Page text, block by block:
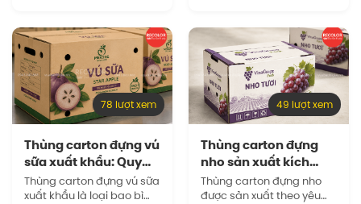
giúp bảo vệ sản phẩm
bên trong, mà còn…
loại, đóng gói, bảo quản
lạnh, xếp pallet và…
78 lượt xem
Thùng carton đựng vú
sữa xuất khẩu: Quy
cách và…
Thùng carton đựng vú sữa
xuất khẩu là loại bao bì
49 lượt xem
Thùng carton đựng
nho sản xuất kích
thước tùy chỉnh…
Thùng carton đựng nho
được sản xuất theo yêu